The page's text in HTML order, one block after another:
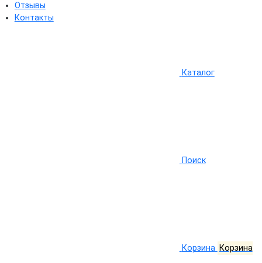
Отзывы
Контакты
Каталог
Поиск
Корзина Корзина